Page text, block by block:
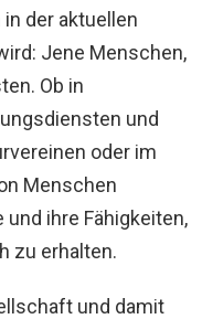
der aktuellen
Jene Menschen,
Ob in
und
oder im
Menschen
ihre Fähigkeiten,
zu erhalten.
und damit